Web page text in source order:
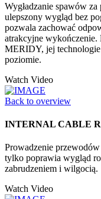
Wygładzanie spawów
ulepszony wygląd bez
pozwala zachować
atrakcyjne wykończenie.
MERIDY, jej
poziomie.
Watch Video
Back to overview
INTERNAL CABLE
Prowadzenie
tylko poprawia wygląd
zabrudzeniem i wilgocią.
Watch Video